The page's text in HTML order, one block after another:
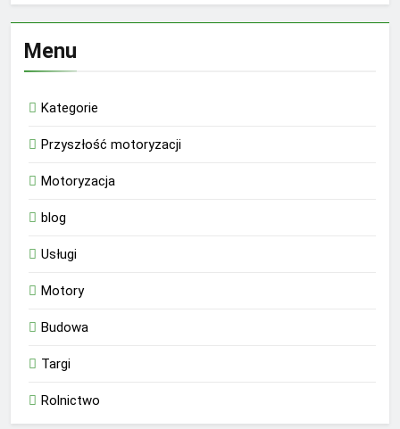
Menu
Kategorie
Przyszłość motoryzacji
Motoryzacja
blog
Usługi
Motory
Budowa
Targi
Rolnictwo